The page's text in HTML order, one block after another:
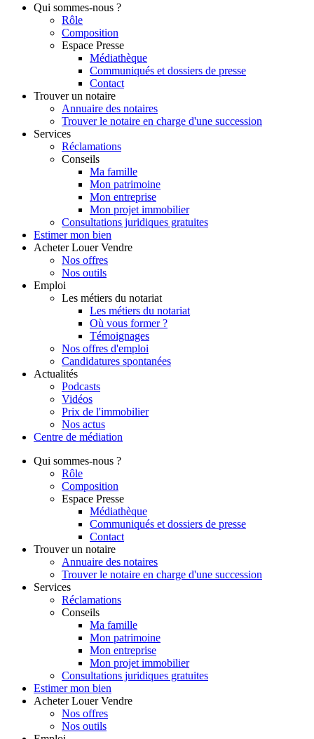
Qui sommes-nous ?
Rôle
Composition
Espace Presse
Médiathèque
Communiqués et dossiers de presse
Contact
Trouver un notaire
Annuaire des notaires
Trouver le notaire en charge d'une succession
Services
Réclamations
Conseils
Ma famille
Mon patrimoine
Mon entreprise
Mon projet immobilier
Consultations juridiques gratuites
Estimer mon bien
Acheter Louer Vendre
Nos offres
Nos outils
Emploi
Les métiers du notariat
Les métiers du notariat
Où vous former ?
Témoignages
Nos offres d'emploi
Candidatures spontanées
Actualités
Podcasts
Vidéos
Prix de l'immobilier
Nos actus
Centre de médiation
Qui sommes-nous ?
Rôle
Composition
Espace Presse
Médiathèque
Communiqués et dossiers de presse
Contact
Trouver un notaire
Annuaire des notaires
Trouver le notaire en charge d'une succession
Services
Réclamations
Conseils
Ma famille
Mon patrimoine
Mon entreprise
Mon projet immobilier
Consultations juridiques gratuites
Estimer mon bien
Acheter Louer Vendre
Nos offres
Nos outils